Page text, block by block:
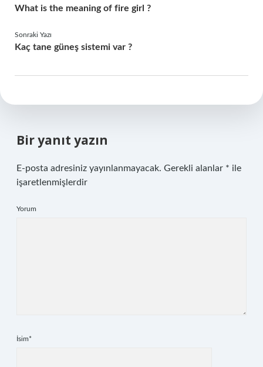
What is the meaning of fire girl ?
Sonraki Yazı
Kaç tane güneş sistemi var ?
Bir yanıt yazın
E-posta adresiniz yayınlanmayacak. Gerekli alanlar * ile
işaretlenmişlerdir
Yorum
İsim*